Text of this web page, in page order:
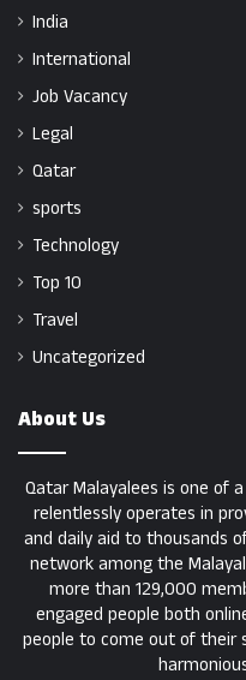
India
International
Job Vacancy
Legal
Qatar
sports
Technology
Top 10
Travel
Uncategorized
About Us
Qatar Malayalees is one of
relentlessly operates in
and daily aid to thousands
network among the
more than 129,000
engaged people both
people to come out of their